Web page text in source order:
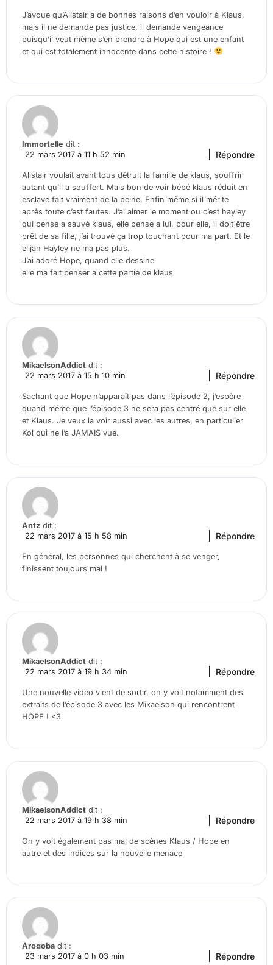
J’avoue qu’Alistair a de bonnes raisons d’en vouloir à Klaus,
mais il ne demande pas justice, il demande vengeance
puisqu’il veut même s’en prendre à Hope qui est une enfant
et qui est totalement innocente dans cette histoire !
Immortelle dit :
22 mars 2017 à 11 h 52 min
Alistair voulait avant tous détruit la famille de klaus, souffrir
autant qu’il a souffert. Mais bon de voir bébé klaus réduit en
esclave fait vraiment de la peine, Enfin même si il mérite
après toute c’est fautes. J’ai aimer le moment ou c’est hayley
qui pense a sauvé klaus, elle pense a lui, pour elle, il doit être
prêt de sa fille, j’ai trouvé ça trop touchant pour ma part. Et le
elijah Hayley ne ma pas plus.
J’ai adoré Hope, quand elle dessine
elle ma fait penser a cette partie de klaus
Répondre
MikaelsonAddict dit :
22 mars 2017 à 15 h 10 min
Sachant que Hope n’apparaît pas dans l’épisode 2, j’espère
quand même que l’épisode 3 ne sera pas centré que sur elle
et Klaus. Je veux la voir aussi avec les autres, en particulier
Kol qui ne l’a JAMAIS vue.
Répondre
Antz dit :
22 mars 2017 à 15 h 58 min
En général, les personnes qui cherchent à se venger,
finissent toujours mal !
Répondre
MikaelsonAddict dit :
22 mars 2017 à 19 h 34 min
Une nouvelle vidéo vient de sortir, on y voit notamment des
extraits de l’épisode 3 avec les Mikaelson qui rencontrent
HOPE ! <3
Répondre
MikaelsonAddict dit :
22 mars 2017 à 19 h 38 min
On y voit également pas mal de scènes Klaus / Hope en
autre et des indices sur la nouvelle menace
Répondre
Arodoba dit :
23 mars 2017 à 0 h 03 min
Répondre